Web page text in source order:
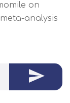
on
analysis